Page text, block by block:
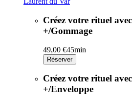
Créez votre rituel
+/Gommage
49,00 €45min
Réserver
Créez votre rituel
+/Enveloppe